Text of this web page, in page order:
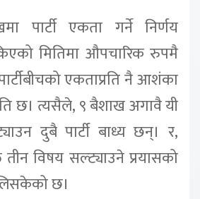
पार्टी एकता गर्ने निर्णय
मितिमा औपचारिक रुपमै
एकताप्रति नै आशंका
छ। त्यसैले, ९ बैशाख अगावै यी
दुबै पार्टी बाध्य छन्। र,
तीन विषय सल्ट्याउने प्रयासको
छ।